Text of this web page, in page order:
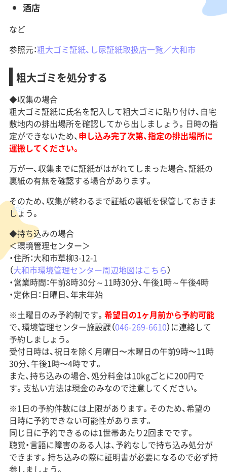
酒店
など
参照元：粗大ゴミ証紙、し尿証紙取扱店一覧／大和市
​粗大ゴミを処分する
◆収集の場合
粗大ゴミ証紙に氏名を記入して粗大ゴミに貼り付け、自宅
敷地内の排出場所を確認してから出しましょう。日時の指
定ができないため、 申し込み完了次第、指定の排出場所に
運搬してください。
万が一、収集までに証紙がはがれてしまった場合、証紙の
裏紙の有無を確認する場合があります。
そのため、収集が終わるまで証紙の裏紙を保管しておきま
しょう。
◆持ち込みの場合
＜環境管理センター＞
・住所：大和市草柳3‐12‐1
（大和市環境管理センター周辺地図はこちら）
・営業時間：午前8時30分～11時30分、午後1時～午後4時
・定休日：日曜日、年末年始
※土曜日のみ予約制です。 希望日の1ヶ月前から予約可能
で、環境管理センター施設課（046-269-6610）に連絡して
予約しましょう。
受付日時は、祝日を除く月曜日〜木曜日の午前9時〜11時
30分、午後1時〜4時です。
また、持ち込みの場合、処分料金は10kgごとに200円で
す。支払い方法は現金のみなので注意してください。
※1日の予約件数には上限があります。そのため、希望の
日時に予約できない可能性があります。
同じ日に予約できるのは1世帯あたり2回までです。
聴覚・言語に障害のある人は、予約なしで持ち込み処分が
できます。持ち込みの際に証明書が必要になるので必ず持
参しましょう。